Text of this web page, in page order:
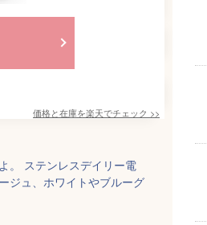
価格と在庫を楽天でチェック >>
。 ステンレスデイリー電
ジュ、ホワイトやブルーグ